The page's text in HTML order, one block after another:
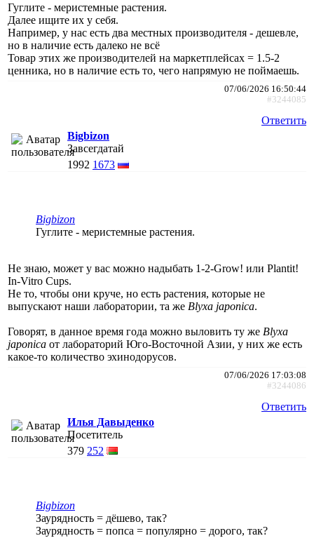
Гуглите - меристемные растения.
Далее ищите их у себя.
Например, у нас есть два местных производителя - дешевле,
но в наличие есть далеко не всё
Товар этих же производителей на маркетплейсах = 1.5-2
ценника, но в наличие есть то, чего напрямую не поймаешь.
07/06/2026 16:50:44
#3244085
Ответить
Bigbizon
Завсегдатай
1992 1673
Bigbizon
Гуглите - меристемные растения.
Не знаю, может у вас можно надыбать 1-2-Grow! или Plantit!
In-Vitro Cups.
Не то, чтобы они круче, но есть растения, которые не
выпускают наши лаборатории, та же Blyxa japonica.
Говорят, в данное время года можно выловить ту же Blyxa
japonica от лабораторий Юго-Восточной Азии, у них же есть
какое-то количество эхинодорусов.
07/06/2026 17:03:08
#3244086
Ответить
Илья Давыденко
Посетитель
379 252
Bigbizon
Заурядность = дёшево, так?
Заурядность = попса = популярно = дорого, так?